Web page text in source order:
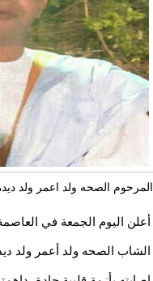
المرحوم الصحه ولد اعمر ولد
أعلن اليوم الجمعة في
الشاب الصحه ولد أعمر ولد